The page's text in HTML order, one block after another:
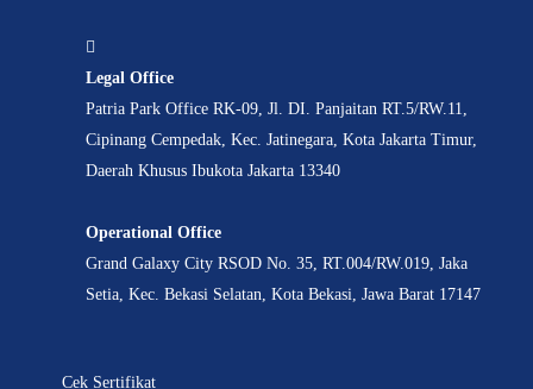
Legal Office
Patria Park Office RK-09, Jl. DI. Panjaitan RT.5/RW.11,
Cipinang Cempedak, Kec. Jatinegara, Kota Jakarta Timur,
Daerah Khusus Ibukota Jakarta 13340
Operational Office
Grand Galaxy City RSOD No. 35, RT.004/RW.019, Jaka
Setia, Kec. Bekasi Selatan, Kota Bekasi, Jawa Barat 17147
Cek Sertifikat